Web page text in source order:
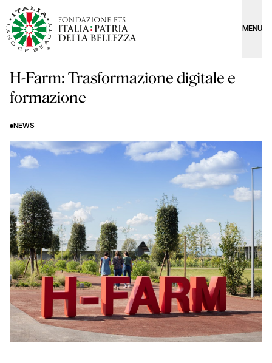
MENU
H-Farm: Trasformazione digitale e
formazione
NEWS